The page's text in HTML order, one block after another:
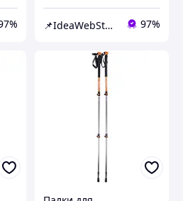
📌IdeaWebStor интернет-магазин товаров для спорта 97%